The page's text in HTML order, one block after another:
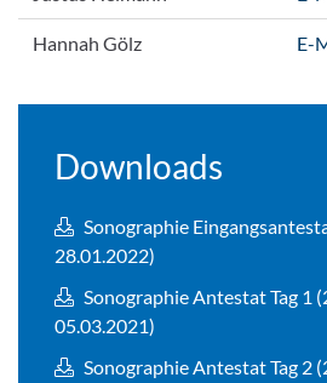
Hannah Gölz E-
Downloads
Sonographie
28.01.2022)
Sonographie Antestat Tag 1
05.03.2021)
Sonographie Antestat Tag 2